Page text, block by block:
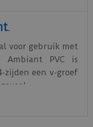
.
voor gebruik met
Ambiant PVC is
een v-groef
is verschillende